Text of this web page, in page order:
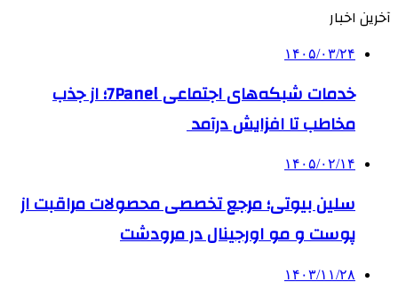
آخرین اخبار
۱۴۰۵/۰۳/۲۴
خدمات شبکه‌های اجتماعی 7Panel؛ از جذب
مخاطب تا افزایش درآمد
۱۴۰۵/۰۲/۱۴
سلین بیوتی؛ مرجع تخصصی محصولات مراقبت از
پوست و مو اورجینال در مرودشت
۱۴۰۳/۱۱/۲۸